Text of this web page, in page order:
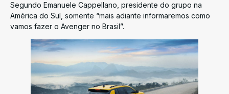
Segundo Emanuele Cappellano, presidente do grupo na
América do Sul, somente “mais adiante informaremos como
vamos fazer o Avenger no Brasil”.